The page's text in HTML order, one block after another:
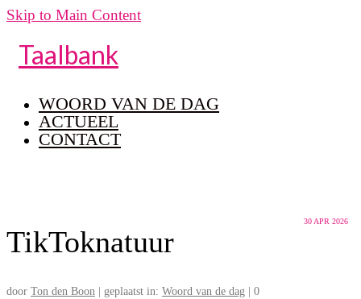
Skip to Main Content
Taalbank
WOORD VAN DE DAG
ACTUEEL
CONTACT
30 APR 2026
TikToknatuur
door Ton den Boon geplaatst in: Woord van de dag 0